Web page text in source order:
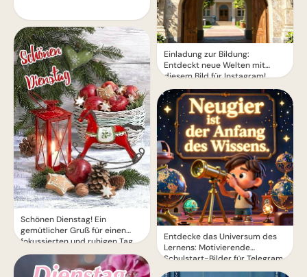
Schönen Dienstag! Ein
gemütlicher Gruß für einen
fokussierten und ruhigen Tag.
Einladung zur Bildung:
Entdeckt neue Welten mit
diesem Bild für Instagram!
Entdecke das Universum des
Lernens: Motivierende
Schulstart-Bilder für Telegram